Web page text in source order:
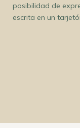
posibilidad de
escrita en un